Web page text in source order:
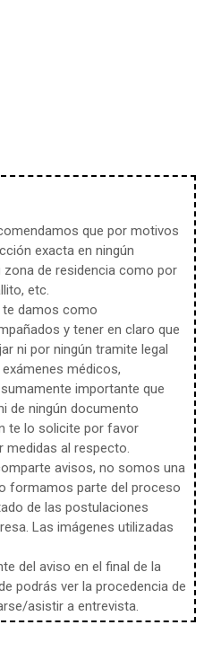
que por motivos
exacta en ningún
de residencia como por
etc.
te damos como
y tener en claro que
ni por ningún tramite legal
médicos,
importante que
de ningún documento
te lo solicite por favor
al respecto.
avisos, no somos una
formamos parte del proceso
de las postulaciones
Las imágenes utilizadas
del aviso en el final de la
podrás ver la procedencia de
asistir a entrevista.